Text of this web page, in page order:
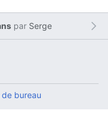
par Serge
de bureau